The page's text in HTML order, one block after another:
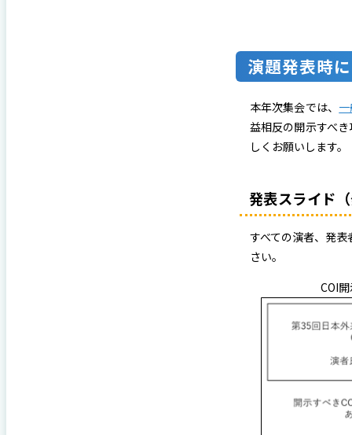
演題発表時
本年次集会では、
益相反の開⽰すべ
しくお願いします。
発表スライド
すべての演者、発
さい。
COI